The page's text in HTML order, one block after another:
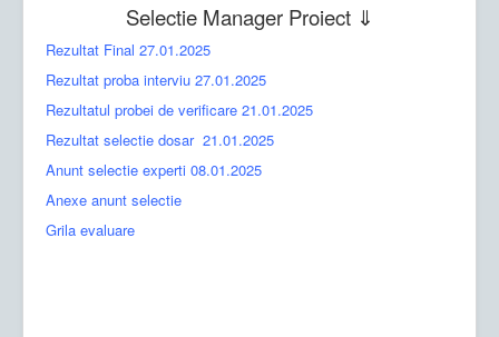
Selectie Manager Proiect ⇓
Rezultat Final 27.01.2025
Rezultat proba interviu 27.01.2025
Rezultatul probei de verificare 21.01.2025
Rezultat selectie dosar 21.01.2025
Anunt selectie experti 08.01.2025
Anexe anunt selectie
Grila evaluare